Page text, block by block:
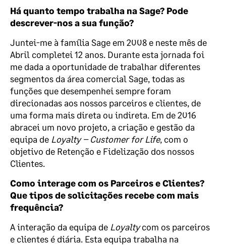
Há quanto tempo trabalha na Sage? Pode
descrever-nos a sua função?
Juntei-me à família Sage em 2008 e neste mês de
Abril completei 12 anos. Durante esta jornada foi
me dada a oportunidade de trabalhar diferentes
segmentos da área comercial Sage, todas as
funções que desempenhei sempre foram
direcionadas aos nossos parceiros e clientes, de
uma forma mais direta ou indireta. Em de 2016
abracei um novo projeto, a criação e gestão da
equipa de Loyalty – Customer for Life, com o
objetivo de Retenção e Fidelização dos nossos
Clientes.
Como interage com os Parceiros e Clientes?
Que tipos de solicitações recebe com mais
frequência?
A interação da equipa de Loyaltycom os parceiros
e clientes é diária. Esta equipa trabalha na